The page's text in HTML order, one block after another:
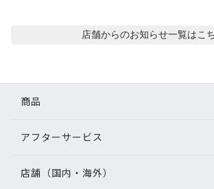
目のまめちしき店舗からのお知らせ一覧はこ
商品
メガネ
サングラス
アフターサービス
アフターサービス
店舗（国内・海外）